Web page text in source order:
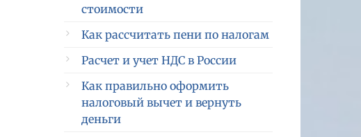
стоимости
Как рассчитать пени по налогам
Расчет и учет НДС в России
Как правильно оформить
налоговый вычет и вернуть
деньги